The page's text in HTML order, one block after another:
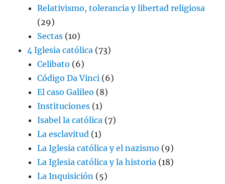
Relativismo, tolerancia y libertad religiosa
(29)
Sectas (10)
4 Iglesia católica (73)
Celibato (6)
Código Da Vinci (6)
El caso Galileo (8)
Instituciones (1)
Isabel la católica (7)
La esclavitud (1)
La Iglesia católica y el nazismo (9)
La Iglesia católica y la historia (18)
La Inquisición (5)